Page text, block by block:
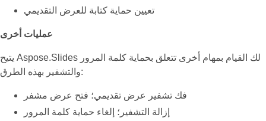
تعيين حماية كتابة للعرض التقديمي
عمليات أخرى
يتيح Aspose.Slides لك القيام بمهام أخرى تتعلق بحماية كلمة المرور
والتشفير بهذه الطرق:
فك تشفير عرض تقديمي؛ فتح عرض مشفر
إزالة التشفير؛ إلغاء حماية كلمة المرور